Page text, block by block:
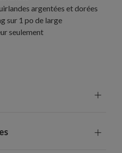
argentées et dorées
sur 1 po de large
seulement